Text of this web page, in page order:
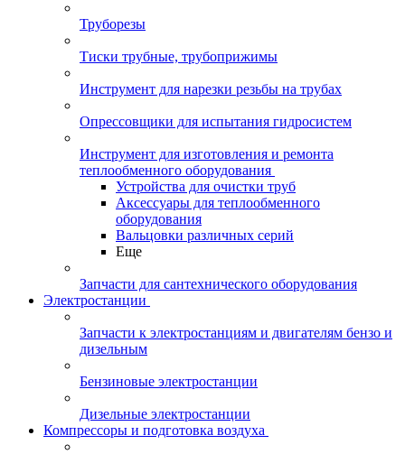
Труборезы
Тиски трубные, трубоприжимы
Инструмент для нарезки резьбы на трубах
Опрессовщики для испытания гидросистем
Инструмент для изготовления и ремонта
теплообменного оборудования
Устройства для очистки труб
Аксессуары для теплообменного
оборудования
Вальцовки различных серий
Еще
Запчасти для сантехнического оборудования
Электростанции
Запчасти к электростанциям и двигателям бензо и
дизельным
Бензиновые электростанции
Дизельные электростанции
Компрессоры и подготовка воздуха